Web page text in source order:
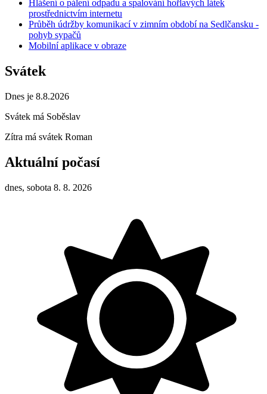
Hlášení o pálení odpadu a spalování hořlavých látek
prostřednictvím internetu
Průběh údržby komunikací v zimním období na Sedlčansku -
pohyb sypačů
Mobilní aplikace v obraze
Svátek
Dnes je 8.8.2026
Svátek má Soběslav
Zítra má svátek Roman
Aktuální počasí
dnes, sobota 8. 8. 2026